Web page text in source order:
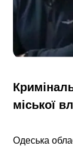
міської
Одеська